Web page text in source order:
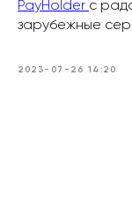
PayHolder с
зарубежные
2023-07-26 14:20